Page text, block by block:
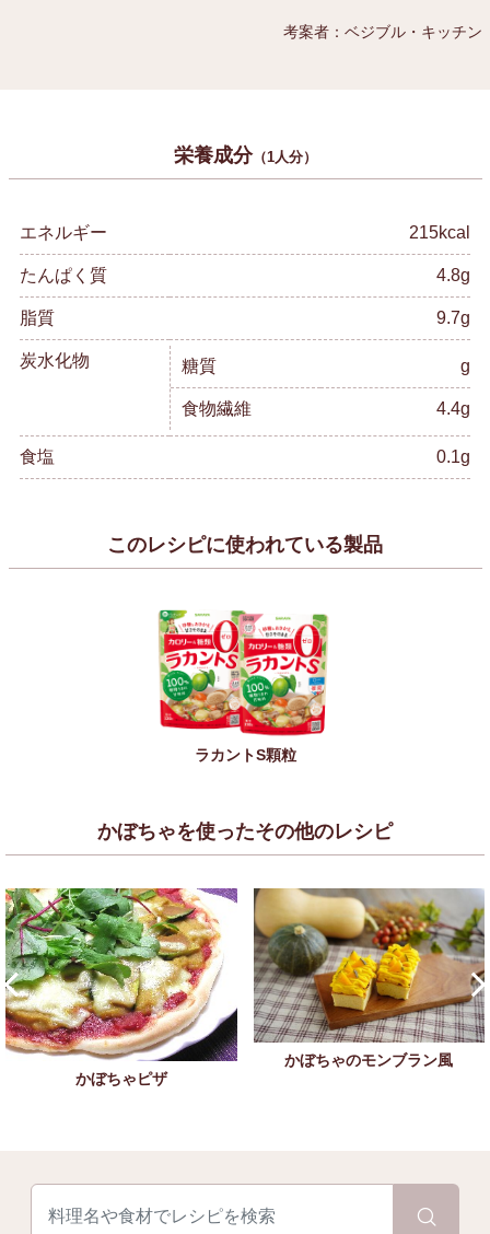
考案者：ベジブル・キッチン
栄養成分（1人分）
エネルギー 215kcal
たんぱく質 4.8g
脂質 9.7g
炭水化物 糖質 g
食物繊維 4.4g
食塩 0.1g
このレシピに使われている製品
ラカントS顆粒
かぼちゃを使ったその他のレシピ
かぼちゃピザ
かぼちゃのモンブラン風